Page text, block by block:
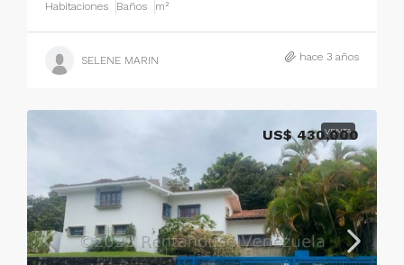
Habitaciones Baños m²
SELENE MARIN hace 3 años
VENTA
US$ 430,000